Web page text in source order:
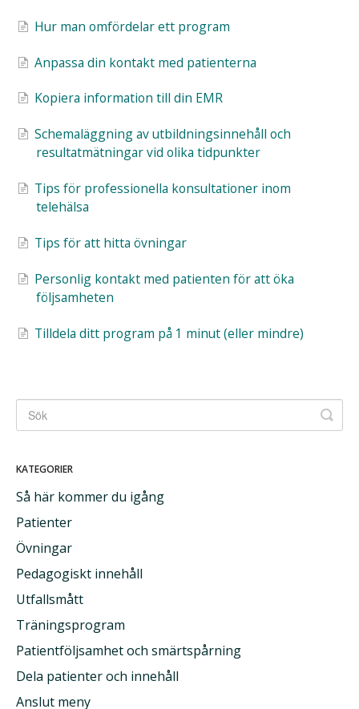
Hur man omfördelar ett program
Anpassa din kontakt med patienterna
Kopiera information till din EMR
Schemaläggning av utbildningsinnehåll och
resultatmätningar vid olika tidpunkter
Tips för professionella konsultationer inom
telehälsa
Tips för att hitta övningar
Personlig kontakt med patienten för att öka
följsamheten
Tilldela ditt program på 1 minut (eller mindre)
KATEGORIER
Så här kommer du igång
Patienter
Övningar
Pedagogiskt innehåll
Utfallsmått
Träningsprogram
Patientföljsamhet och smärtspårning
Dela patienter och innehåll
Anslut meny